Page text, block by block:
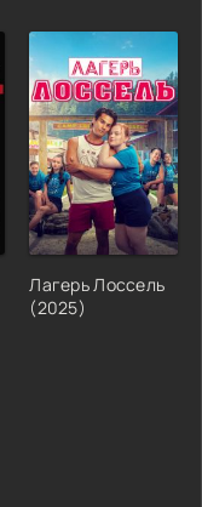
Лагерь Лоссель
(2025)